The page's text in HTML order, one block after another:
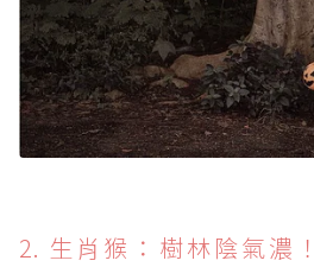
2. 生肖猴：樹林陰氣濃